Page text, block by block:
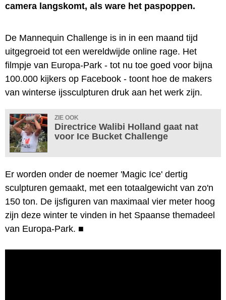
camera langskomt, als ware het paspoppen.
De Mannequin Challenge is in in een maand tijd
uitgegroeid tot een wereldwijde online rage. Het
filmpje van Europa-Park - tot nu toe goed voor bijna
100.000 kijkers op Facebook - toont hoe de makers
van winterse ijssculpturen druk aan het werk zijn.
ZIE OOK
Directrice Walibi Holland gaat nat
voor Ice Bucket Challenge
Er worden onder de noemer 'Magic Ice' dertig
sculpturen gemaakt, met een totaalgewicht van zo'n
150 ton. De ijsfiguren van maximaal vier meter hoog
zijn deze winter te vinden in het Spaanse themadeel
van Europa-Park. ■